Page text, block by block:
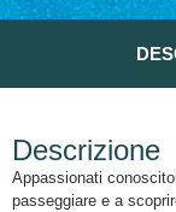
Descrizione
Appassionati
passeggiare e a